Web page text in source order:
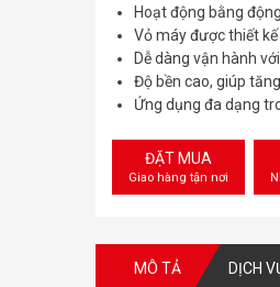
Hoạt động bằng
Vỏ máy được thiết
Dễ dàng vận hành
Độ bền cao, giúp
Ứng dụng đa dạng
ĐẶT MUA
Giao hàng tận nơi
MÔ TẢ DỊCH